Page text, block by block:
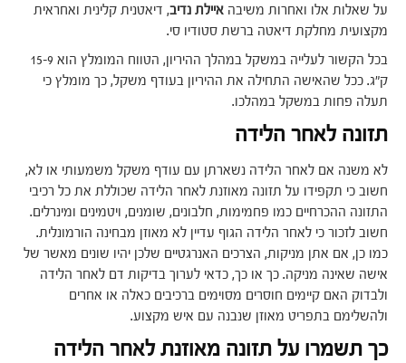
על שאלות אלו ואחרות משיבה איילת נדיב, דיאטנית קלינית ואחראית
מקצועית מחלקת דיאטה ברשת סטודיו סי.
בכל הקשור לעלייה במשקל במהלך ההיריון, הטווח המומלץ הוא 15-9
ק"ג. ככל שהאישה התחילה את ההיריון בעודף משקל, כך מומלץ כי
תעלה פחות במשקל במהלכו.
תזונה לאחר הלידה
לא משנה אם לאחר הלידה נשארתן עם עודף משקל משמעותי או לא,
חשוב כי תקפידו על תזונה מאוזנת לאחר הלידה שכוללת את כל רכיבי
התזונה ההכרחיים כמו פחמימות, חלבונים, שומנים, ויטמינים ומינרלים.
חשוב לזכור כי לאחר הלידה הגוף עדיין לא מאוזן מבחינה הורמונלית.
כמו כן, אם אתן מניקות, הצרכים האנרגטיים שלכן יהיו שונים מאשר של
אישה שאינה מניקה. כך או כך, כדאי לערוך בדיקות דם לאחר הלידה
ולבדוק האם קיימים חוסרים מסוימים ברכיבים כאלה או אחרים
ולהשלימם בתפריט מאוזן שנבנה עם איש מקצוע.
כך תשמרו על תזונה מאוזנת לאחר הלידה